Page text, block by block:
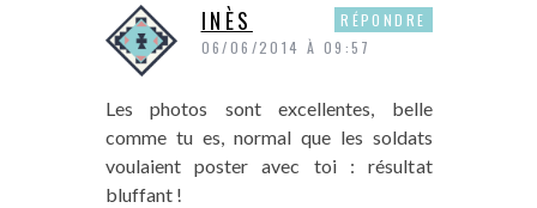
INÈS
06/06/2014 À 09:57
Les photos sont excellentes, belle
comme tu es, normal que les soldats
voulaient poster avec toi : résultat
bluffant !
RÉPONDRE